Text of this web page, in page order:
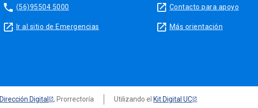
phone (56)95504 5000
launch Ir al sitio de Emergencias
launch Contacto para apoyo
launch Más orientación
Dirección Digital , Prorrectoría Utilizando el Kit Digital UC